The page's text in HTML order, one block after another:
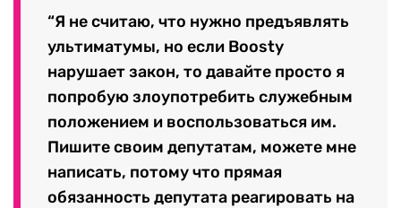
“Я не считаю, что нужно предъявлять
ультиматумы, но если Boosty
нарушает закон, то давайте просто я
попробую злоупотребить служебным
положением и воспользоваться им.
Пишите своим депутатам, можете мне
написать, потому что прямая
обязанность депутата реагировать на